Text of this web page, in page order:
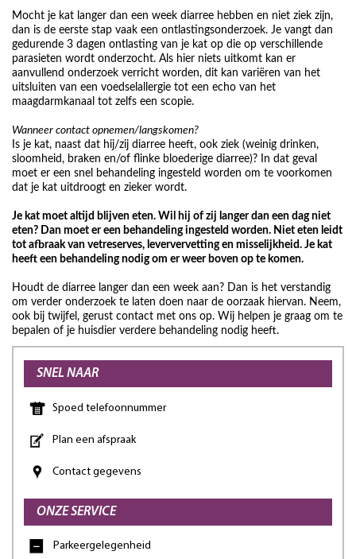
Mocht je kat langer dan een week diarree hebben en niet ziek zijn,
dan is de eerste stap vaak een ontlastingsonderzoek. Je vangt dan
gedurende 3 dagen ontlasting van je kat op die op verschillende
parasieten wordt onderzocht. Als hier niets uitkomt kan er
aanvullend onderzoek verricht worden, dit kan variëren van het
uitsluiten van een voedselallergie tot een echo van het
maagdarmkanaal tot zelfs een scopie.
Wanneer contact opnemen/langskomen?
Is je kat, naast dat hij/zij diarree heeft, ook ziek (weinig drinken,
sloomheid, braken en/of flinke bloederige diarree)? In dat geval
moet er een snel behandeling ingesteld worden om te voorkomen
dat je kat uitdroogt en zieker wordt.
Je kat moet altijd blijven eten. Wil hij of zij langer dan een dag niet
eten? Dan moet er een behandeling ingesteld worden. Niet eten leidt
tot afbraak van vetreserves, leververvetting en misselijkheid. Je kat
heeft een behandeling nodig om er weer boven op te komen.
Houdt de diarree langer dan een week aan? Dan is het verstandig
om verder onderzoek te laten doen naar de oorzaak hiervan. Neem,
ook bij twijfel, gerust contact met ons op. Wij helpen je graag om te
bepalen of je huisdier verdere behandeling nodig heeft.
SNEL NAAR
Spoed telefoonnummer
Plan een afspraak
Contact gegevens
ONZE SERVICE
Parkeergelegenheid